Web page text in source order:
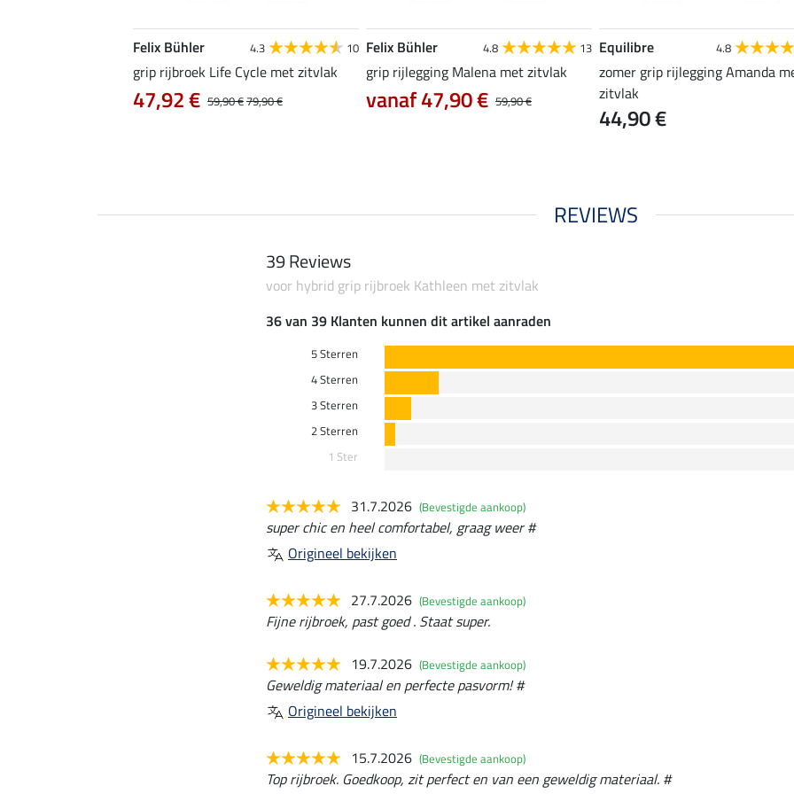
Felix Bühler 4.3 10
grip rijbroek Life Cycle met zitvlak
59,90 €79,90 €
47,92 €
Felix Bühler 4.8 13
grip rijlegging Malena met zitvlak
59,90 €
vanaf 47,90 €
Equilibre 4.8
zomer grip rijlegging Amanda
zitvlak
44,90 €
REVIEWS
39 Reviews
voor hybrid grip rijbroek Kathleen met zitvlak
36 van 39 Klanten kunnen dit artikel aanraden
5 Sterren
4 Sterren
3 Sterren
2 Sterren
1 Ster
31.7.2026 (Bevestigde aankoop)
super chic en heel comfortabel, graag weer #
Origineel bekijken
27.7.2026 (Bevestigde aankoop)
Fijne rijbroek, past goed . Staat super.
19.7.2026 (Bevestigde aankoop)
Geweldig materiaal en perfecte pasvorm! #
Origineel bekijken
15.7.2026 (Bevestigde aankoop)
Top rijbroek. Goedkoop, zit perfect en van een geweldig materiaal. #